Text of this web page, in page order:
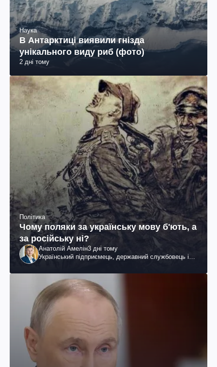
Наука
В Антарктиці виявили гнізда
унікального виду риб (фото)
2 дні тому
Політика
Чому поляки за українську мову б'ють, а
за російську ні?
Анатолій Амелін3 дні тому
Український підприємець, державний службовець і